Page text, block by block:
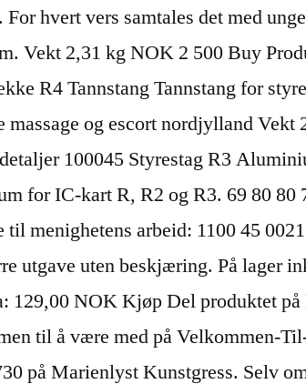
For hvert vers samtales det med
Vekt 2,31 kg NOK 2 500 Buy
R4 Tannstang Tannstang for
massage og escort nordjylland
100045 Styrestag R3
for IC-kart R, R2 og R3. 69 80 80
til menighetens arbeid: 1100 45
utgave uten beskjæring. På lager
129,00 NOK Kjøp Del produktet på
til å være med på Velkommen-
på Marienlyst Kunstgress. Selv